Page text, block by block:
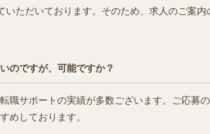
ただいております。そのため、求人のご案
のですが、可能ですか？
職サポートの実績が多数ございます。ご応募
めしております。